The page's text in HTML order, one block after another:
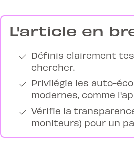
L'article en
Définis clairement
chercher.
Privilégie les auto-
modernes, comme
Vérifie la
moniteurs) pour un